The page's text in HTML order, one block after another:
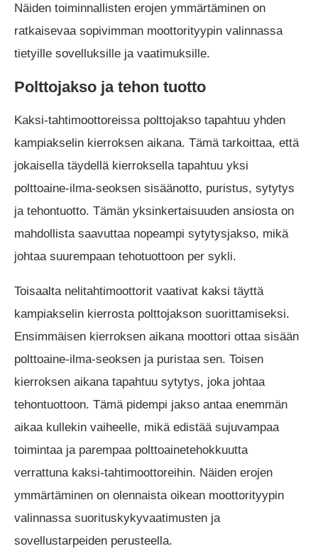
Näiden toiminnallisten erojen ymmärtäminen on
ratkaisevaa sopivimman moottorityypin valinnassa
tietyille sovelluksille ja vaatimuksille.
Polttojakso ja tehon tuotto
Kaksi-tahtimoottoreissa polttojakso tapahtuu yhden
kampiakselin kierroksen aikana. Tämä tarkoittaa, että
jokaisella täydellä kierroksella tapahtuu yksi
polttoaine-ilma-seoksen sisäänotto, puristus, sytytys
ja tehontuotto. Tämän yksinkertaisuuden ansiosta on
mahdollista saavuttaa nopeampi sytytysjakso, mikä
johtaa suurempaan tehotuottoon per sykli.
Toisaalta nelitahtimoottorit vaativat kaksi täyttä
kampiakselin kierrosta polttojakson suorittamiseksi.
Ensimmäisen kierroksen aikana moottori ottaa sisään
polttoaine-ilma-seoksen ja puristaa sen. Toisen
kierroksen aikana tapahtuu sytytys, joka johtaa
tehontuottoon. Tämä pidempi jakso antaa enemmän
aikaa kullekin vaiheelle, mikä edistää sujuvampaa
toimintaa ja parempaa polttoainetehokkuutta
verrattuna kaksi-tahtimoottoreihin. Näiden erojen
ymmärtäminen on olennaista oikean moottorityypin
valinnassa suorituskykyvaatimusten ja
sovellustarpeiden perusteella.